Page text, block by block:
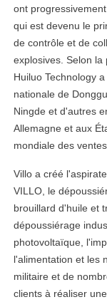
ont
qui est devenu le
de contrôle et de
explosives. Selon la
Huiluo Technology
nationale de
Ningde et d'autres
Allemagne et aux
mondiale des ventes.
Villo a créé
VILLO, le
brouillard d'huile et
dépoussiérage
photovoltaïque,
l'alimentation et les
militaire et de
clients à réaliser